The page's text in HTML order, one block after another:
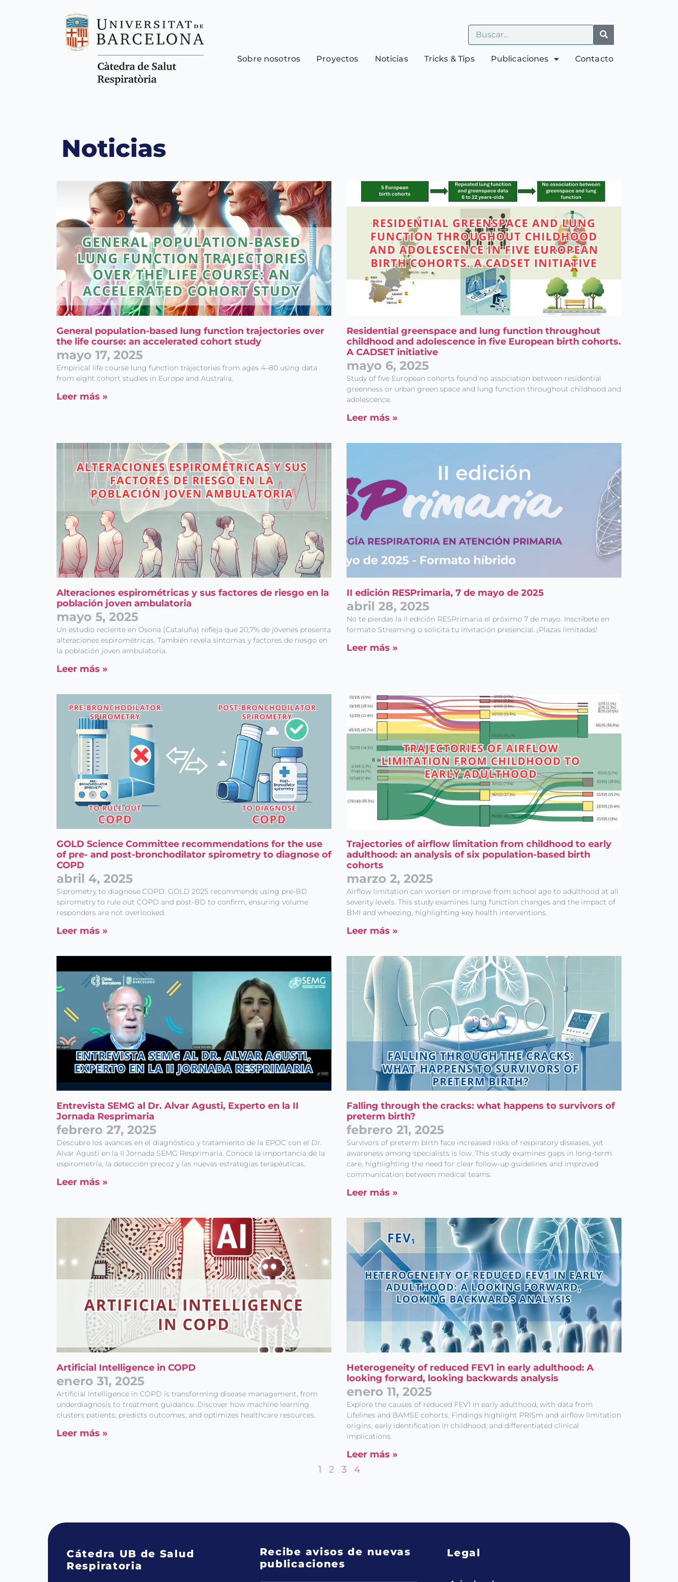
Sobre nosotros Proyectos Noticias Tricks & Tips Publicaciones Contacto
Noticias
General population-based lung function trajectories over
the life course: an accelerated cohort study
mayo 17, 2025
Empirical life course lung function trajectories from ages 4–80 using data
from eight cohort studies in Europe and Australia.
Leer más »
Residential greenspace and lung function throughout
childhood and adolescence in five European birth cohorts.
A CADSET initiative
mayo 6, 2025
Study of five European cohorts found no association between residential
greenness or urban green space and lung function throughout childhood and
adolescence.
Leer más »
Alteraciones espirométricas y sus factores de riesgo en la
población joven ambulatoria
mayo 5, 2025
Un estudio reciente en Osona (Cataluña) refleja que 20,7% de jóvenes presenta
alteraciones espirométricas. También revela síntomas y factores de riesgo en
la población joven ambulatoria.
Leer más »
II edición RESPrimaria, 7 de mayo de 2025
abril 28, 2025
No te pierdas la II edición RESPrimaria el próximo 7 de mayo. Inscríbete en
formato Streaming o solicita tu invitación presencial. ¡Plazas limitadas!
Leer más »
GOLD Science Committee recommendations for the use
of pre- and post-bronchodilator spirometry to diagnose of
COPD
abril 4, 2025
Siprometry to diagnose COPD: GOLD 2025 recommends using pre-BD
spirometry to rule out COPD and post-BD to confirm, ensuring volume
responders are not overlooked.
Leer más »
Trajectories of airflow limitation from childhood to early
adulthood: an analysis of six population-based birth
cohorts
marzo 2, 2025
Airflow limitation can worsen or improve from school age to adulthood at all
severity levels. This study examines lung function changes and the impact of
BMI and wheezing, highlighting key health interventions.
Leer más »
Entrevista SEMG al Dr. Alvar Agusti, Experto en la II
Jornada Resprimaria
febrero 27, 2025
Descubre los avances en el diagnóstico y tratamiento de la EPOC con el Dr.
Alvar Agustí en la II Jornada SEMG Resprimaria. Conoce la importancia de la
espirometría, la detección precoz y las nuevas estrategias terapéuticas.
Leer más »
Falling through the cracks: what happens to survivors of
preterm birth?
febrero 21, 2025
Survivors of preterm birth face increased risks of respiratory diseases, yet
awareness among specialists is low. This study examines gaps in long-term
care, highlighting the need for clear follow-up guidelines and improved
communication between medical teams.
Leer más »
Artificial Intelligence in COPD
enero 31, 2025
Artificial Intelligence in COPD is transforming disease management, from
underdiagnosis to treatment guidance. Discover how machine learning
clusters patients, predicts outcomes, and optimizes healthcare resources.
Leer más »
Heterogeneity of reduced FEV1 in early adulthood: A
looking forward, looking backwards analysis
enero 11, 2025
Explore the causes of reduced FEV1 in early adulthood, with data from
Lifelines and BAMSE cohorts. Findings highlight PRISm and airflow limitation
origins, early identification in childhood, and differentiated clinical
implications.
Leer más »
1
2 3 4
Cátedra UB de Salud
Respiratoria
Recibe avisos de nuevas
publicaciones
Legal
Entérate de
Nuestras Publicaciones
Acepto el Aviso legal y
Política de privacidad